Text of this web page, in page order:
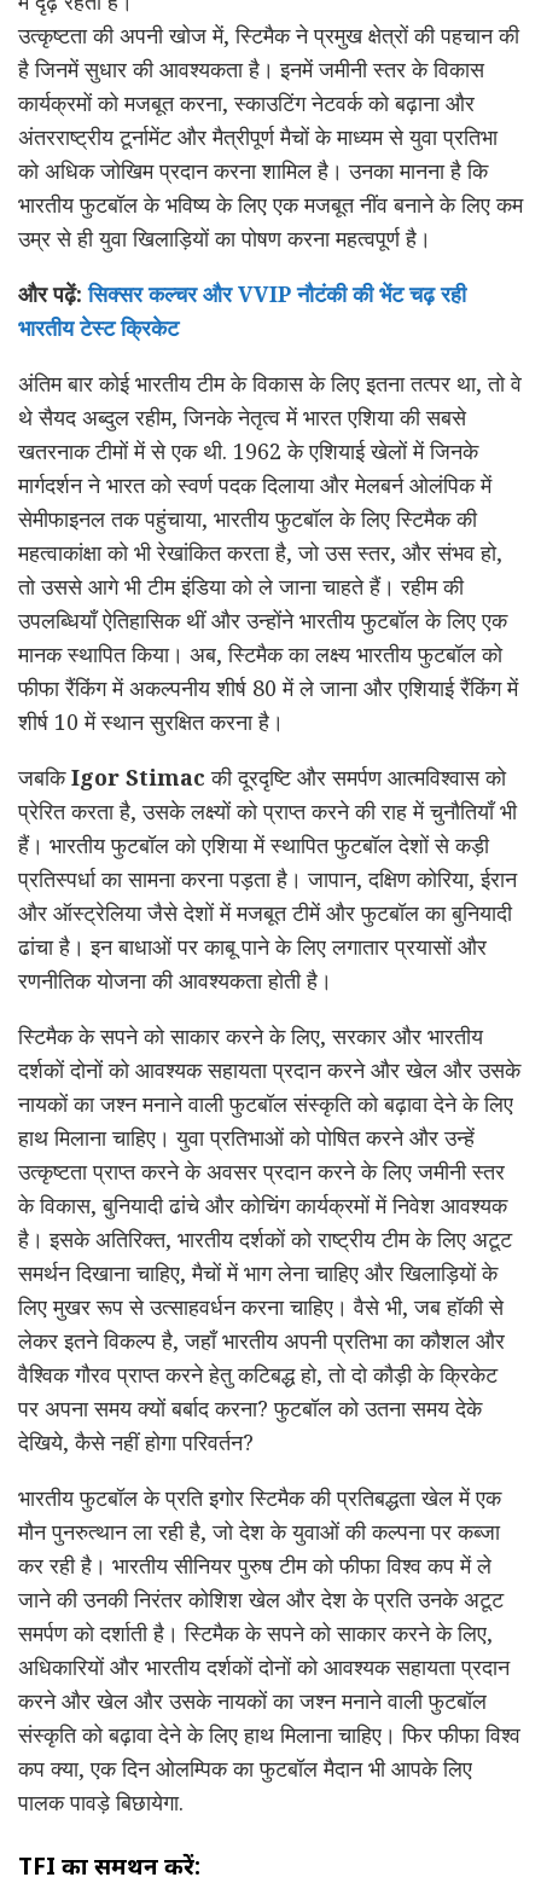
उत्कृष्टता की अपनी खोज में, स्टिमैक ने प्रमुख क्षेत्रों की पहचान की
है जिनमें सुधार की आवश्यकता है। इनमें जमीनी स्तर के विकास
कार्यक्रमों को मजबूत करना, स्काउटिंग नेटवर्क को बढ़ाना और
अंतरराष्ट्रीय टूर्नामेंट और मैत्रीपूर्ण मैचों के माध्यम से युवा प्रतिभा
को अधिक जोखिम प्रदान करना शामिल है। उनका मानना है कि
भारतीय फुटबॉल के भविष्य के लिए एक मजबूत नींव बनाने के लिए कम
उम्र से ही युवा खिलाड़ियों का पोषण करना महत्वपूर्ण है।
और पढ़ें:सिक्सर कल्चर और VVIP नौटंकी की भेंट चढ़ रही
भारतीय टेस्ट क्रिकेट
अंतिम बार कोई भारतीय टीम के विकास के लिए इतना तत्पर था, तो वे
थे सैयद अब्दुल रहीम, जिनके नेतृत्व में भारत एशिया की सबसे
खतरनाक टीमों में से एक थी. 1962 के एशियाई खेलों में जिनके
मार्गदर्शन ने भारत को स्वर्ण पदक दिलाया और मेलबर्न ओलंपिक में
सेमीफाइनल तक पहुंचाया, भारतीय फुटबॉल के लिए स्टिमैक की
महत्वाकांक्षा को भी रेखांकित करता है, जो उस स्तर, और संभव हो,
तो उससे आगे भी टीम इंडिया को ले जाना चाहते हैं। रहीम की
उपलब्धियाँ ऐतिहासिक थीं और उन्होंने भारतीय फुटबॉल के लिए एक
मानक स्थापित किया। अब, स्टिमैक का लक्ष्य भारतीय फुटबॉल को
फीफा रैंकिंग में अकल्पनीय शीर्ष 80 में ले जाना और एशियाई रैंकिंग में
शीर्ष 10 में स्थान सुरक्षित करना है।
जबकिIgor Stimac की दूरदृष्टि और समर्पण आत्मविश्वास को
प्रेरित करता है, उसके लक्ष्यों को प्राप्त करने की राह में चुनौतियाँ भी
हैं। भारतीय फुटबॉल को एशिया में स्थापित फुटबॉल देशों से कड़ी
प्रतिस्पर्धा का सामना करना पड़ता है। जापान, दक्षिण कोरिया, ईरान
और ऑस्ट्रेलिया जैसे देशों में मजबूत टीमें और फुटबॉल का बुनियादी
ढांचा है। इन बाधाओं पर काबू पाने के लिए लगातार प्रयासों और
रणनीतिक योजना की आवश्यकता होती है।
स्टिमैक के सपने को साकार करने के लिए, सरकार और भारतीय
दर्शकों दोनों को आवश्यक सहायता प्रदान करने और खेल और उसके
नायकों का जश्न मनाने वाली फुटबॉल संस्कृति को बढ़ावा देने के लिए
हाथ मिलाना चाहिए। युवा प्रतिभाओं को पोषित करने और उन्हें
उत्कृष्टता प्राप्त करने के अवसर प्रदान करने के लिए जमीनी स्तर
के विकास, बुनियादी ढांचे और कोचिंग कार्यक्रमों में निवेश आवश्यक
है। इसके अतिरिक्त, भारतीय दर्शकों को राष्ट्रीय टीम के लिए अटूट
समर्थन दिखाना चाहिए, मैचों में भाग लेना चाहिए और खिलाड़ियों के
लिए मुखर रूप से उत्साहवर्धन करना चाहिए। वैसे भी, जब हॉकी से
लेकर इतने विकल्प है, जहाँ भारतीय अपनी प्रतिभा का कौशल और
वैश्विक गौरव प्राप्त करने हेतु कटिबद्ध हो, तो दो कौड़ी के क्रिकेट
पर अपना समय क्यों बर्बाद करना? फुटबॉल को उतना समय देके
देखिये, कैसे नहीं होगा परिवर्तन?
भारतीय फुटबॉल के प्रति इगोर स्टिमैक की प्रतिबद्धता खेल में एक
मौन पुनरुत्थान ला रही है, जो देश के युवाओं की कल्पना पर कब्जा
कर रही है। भारतीय सीनियर पुरुष टीम को फीफा विश्व कप में ले
जाने की उनकी निरंतर कोशिश खेल और देश के प्रति उनके अटूट
समर्पण को दर्शाती है। स्टिमैक के सपने को साकार करने के लिए,
अधिकारियों और भारतीय दर्शकों दोनों को आवश्यक सहायता प्रदान
करने और खेल और उसके नायकों का जश्न मनाने वाली फुटबॉल
संस्कृति को बढ़ावा देने के लिए हाथ मिलाना चाहिए। फिर फीफा विश्व
कप क्या, एक दिन ओलम्पिक का फुटबॉल मैदान भी आपके लिए
पालक पावड़े बिछायेगा.
TFI का समर्थन करें: